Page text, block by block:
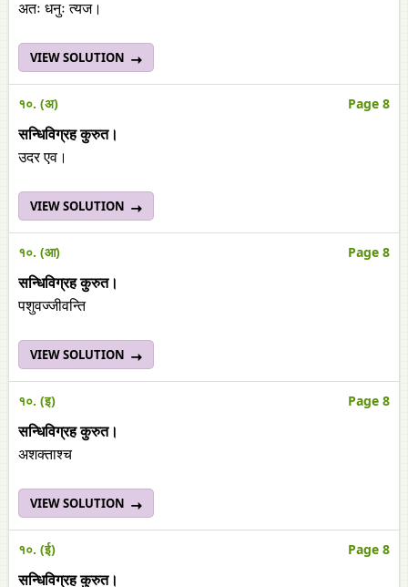
अतः धनुः त्यज।
VIEW SOLUTION
१०. (अ) Page 8
सन्धिविग्रह कुरुत।
उदर एव।
VIEW SOLUTION
१०. (आ) Page 8
सन्धिविग्रह कुरुत।
पशुवज्जीवन्ति
VIEW SOLUTION
१०. (इ) Page 8
सन्धिविग्रह कुरुत।
अशक्ताश्च
VIEW SOLUTION
१०. (ई) Page 8
सन्धिविग्रह कुरुत।